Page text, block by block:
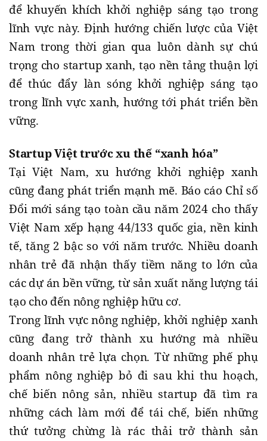
để khuyến khích khởi nghiệp sáng tạo trong
lĩnh vực này. Định hướng chiến lược của Việt
Nam trong thời gian qua luôn dành sự chú
trọng cho startup xanh, tạo nền tảng thuận lợi
để thúc đẩy làn sóng khởi nghiệp sáng tạo
trong lĩnh vực xanh, hướng tới phát triển bền
vững.
Startup Việt trước xu thế “xanh hóa”
Tại Việt Nam, xu hướng khởi nghiệp xanh
cũng đang phát triển mạnh mẽ. Báo cáo Chỉ số
Đổi mới sáng tạo toàn cầu năm 2024 cho thấy
Việt Nam xếp hạng 44/133 quốc gia, nền kinh
tế, tăng 2 bậc so với năm trước. Nhiều doanh
nhân trẻ đã nhận thấy tiềm năng to lớn của
các dự án bền vững, từ sản xuất năng lượng tái
tạo cho đến nông nghiệp hữu cơ.
Trong lĩnh vực nông nghiệp, khởi nghiệp xanh
cũng đang trở thành xu hướng mà nhiều
doanh nhân trẻ lựa chọn. Từ những phế phụ
phẩm nông nghiệp bỏ đi sau khi thu hoạch,
chế biến nông sản, nhiều startup đã tìm ra
những cách làm mới để tái chế, biến những
thứ tưởng chừng là rác thải trở thành sản